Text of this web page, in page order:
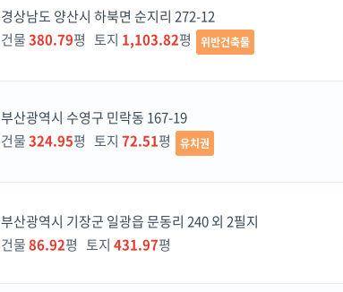
경상남도 양산시 하북면 순지리 272-12
건물380.79평 토지 1,103.82평 위반건축물
부산광역시 수영구 민락동 167-19
건물324.95평 토지 72.51평 유치권
부산광역시 기장군 일광읍 문동리 240 외 2필지
건물86.92평 토지 431.97평